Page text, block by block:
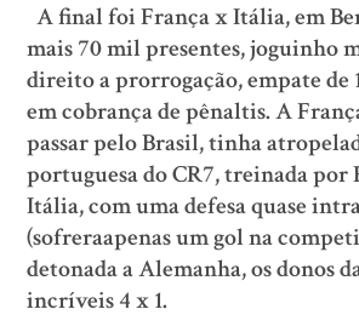
A final foi França x Itália, em
mais 70 mil presentes, joguinho
direito a prorrogação, empate de
em cobrança de pênaltis. A
passar pelo Brasil, tinha
portuguesa do CR7, treinada por
Itália, com uma defesa quase
(sofreraapenas um gol na
detonada a Alemanha, os donos
incríveis 4 x 1.